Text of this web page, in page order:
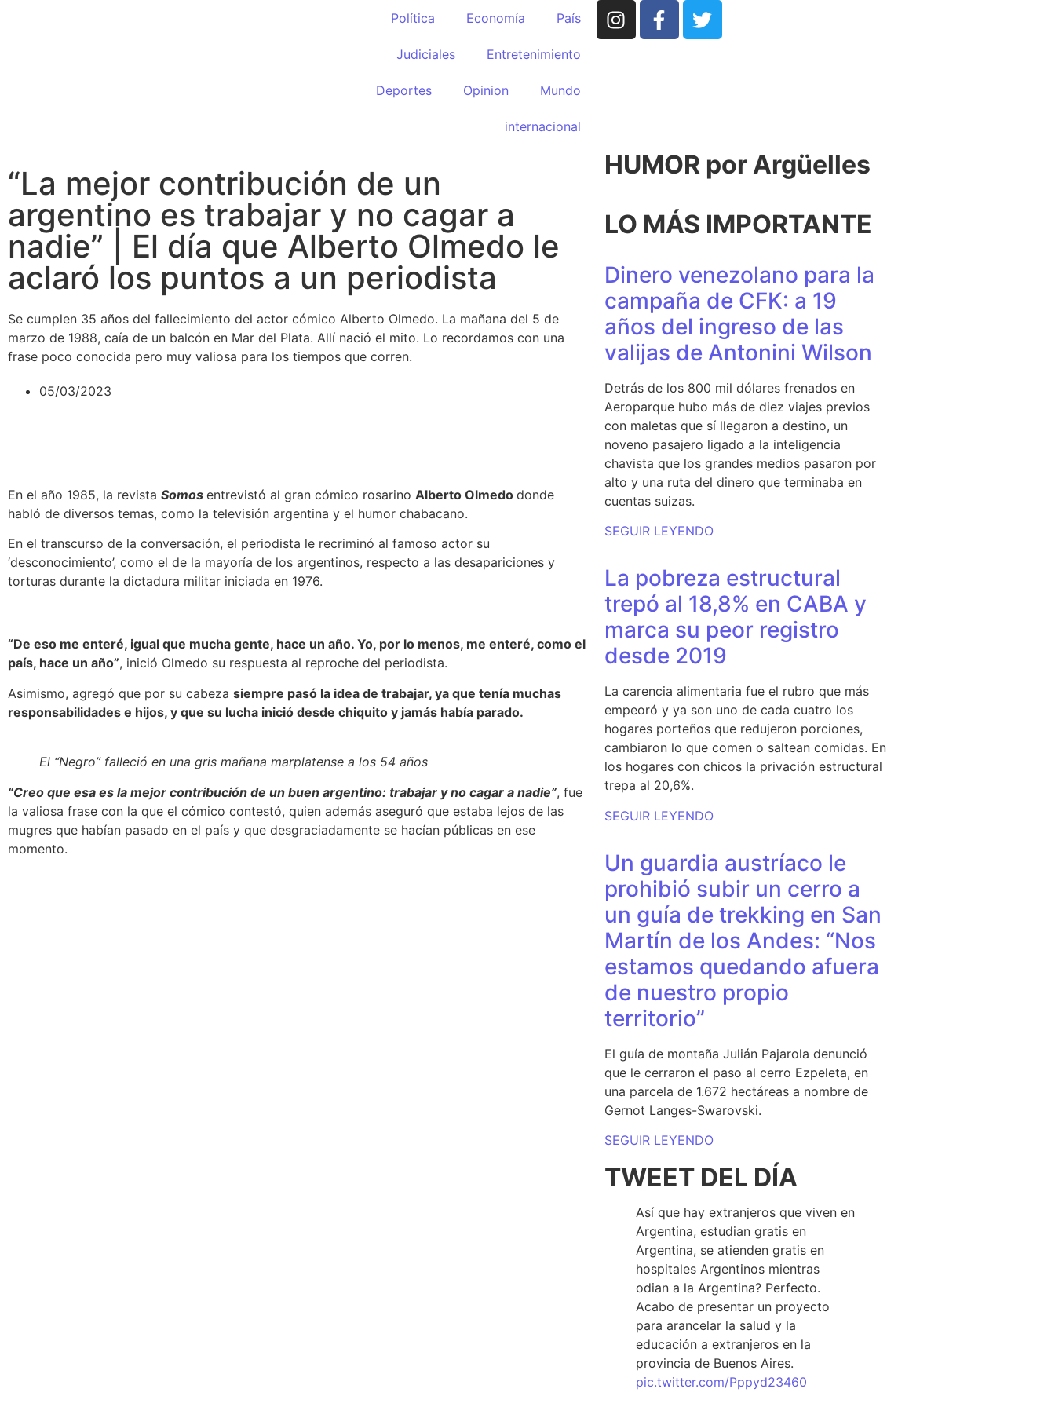
Política Economía País
Judiciales Entretenimiento
Deportes Opinion Mundo
internacional
“La mejor contribución de un
argentino es trabajar y no cagar a
nadie” | El día que Alberto Olmedo le
aclaró los puntos a un periodista
Se cumplen 35 años del fallecimiento del actor cómico Alberto Olmedo. La mañana del 5 de
marzo de 1988, caía de un balcón en Mar del Plata. Allí nació el mito. Lo recordamos con una
frase poco conocida pero muy valiosa para los tiempos que corren.
05/03/2023
En el año 1985, la revista Somos entrevistó al gran cómico rosarino Alberto Olmedo donde
habló de diversos temas, como la televisión argentina y el humor chabacano.
En el transcurso de la conversación, el periodista le recriminó al famoso actor su
‘desconocimiento’, como el de la mayoría de los argentinos, respecto a las desapariciones y
torturas durante la dictadura militar iniciada en 1976.
“De eso me enteré, igual que mucha gente, hace un año. Yo, por lo menos, me enteré, como el
país, hace un año”, inició Olmedo su respuesta al reproche del periodista.
Asimismo, agregó que por su cabeza siempre pasó la idea de trabajar, ya que tenía muchas
responsabilidades e hijos, y que su lucha inició desde chiquito y jamás había parado.
El “Negro” falleció en una gris mañana marplatense a los 54 años
“Creo que esa es la mejor contribución de un buen argentino: trabajar y no cagar a nadie”, fue
la valiosa frase con la que el cómico contestó, quien además aseguró que estaba lejos de las
mugres que habían pasado en el país y que desgraciadamente se hacían públicas en ese
momento.
HUMOR por Argüelles​
LO MÁS IMPORTANTE
Dinero venezolano para la
campaña de CFK: a 19
años del ingreso de las
valijas de Antonini Wilson
Detrás de los 800 mil dólares frenados en
Aeroparque hubo más de diez viajes previos
con maletas que sí llegaron a destino, un
noveno pasajero ligado a la inteligencia
chavista que los grandes medios pasaron por
alto y una ruta del dinero que terminaba en
cuentas suizas.
SEGUIR LEYENDO
La pobreza estructural
trepó al 18,8% en CABA y
marca su peor registro
desde 2019
La carencia alimentaria fue el rubro que más
empeoró y ya son uno de cada cuatro los
hogares porteños que redujeron porciones,
cambiaron lo que comen o saltean comidas. En
los hogares con chicos la privación estructural
trepa al 20,6%.
SEGUIR LEYENDO
Un guardia austríaco le
prohibió subir un cerro a
un guía de trekking en San
Martín de los Andes: “Nos
estamos quedando afuera
de nuestro propio
territorio”
El guía de montaña Julián Pajarola denunció
que le cerraron el paso al cerro Ezpeleta, en
una parcela de 1.672 hectáreas a nombre de
Gernot Langes-Swarovski.
SEGUIR LEYENDO
TWEET DEL DÍA
Así que hay extranjeros que viven en
Argentina, estudian gratis en
Argentina, se atienden gratis en
hospitales Argentinos mientras
odian a la Argentina? Perfecto.
Acabo de presentar un proyecto
para arancelar la salud y la
educación a extranjeros en la
provincia de Buenos Aires.
pic.twitter.com/Pppyd23460